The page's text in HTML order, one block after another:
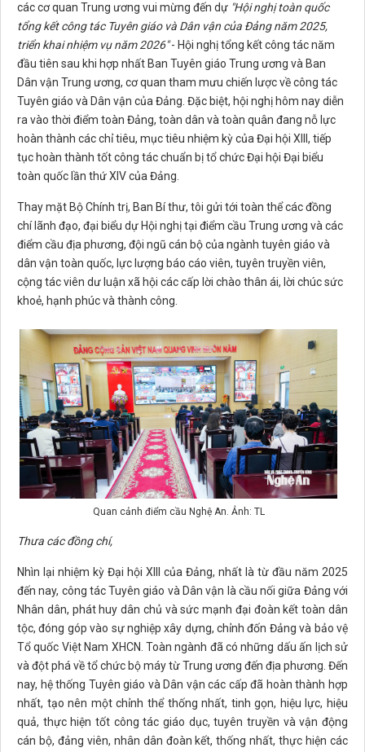
các cơ quan Trung ương vui mừng đến dự "Hội nghị toàn quốc
tổng kết công tácTuyên giáo và Dân vận của Đảng năm 2025,
triển khai nhiệm vụ năm 2026"- Hội nghị tổng kết công tác năm
đầu tiên sau khi hợp nhất Ban Tuyên giáo Trung ương và Ban
Dân vận Trung ương, cơ quan tham mưu chiến lược về công tác
Tuyên giáo và Dân vận của Đảng. Đặc biệt, hội nghị hôm nay diễn
ra vào thời điểm toàn Đảng, toàn dân và toàn quân đang nỗ lực
hoàn thành các chỉ tiêu, mục tiêu nhiệm kỳ của Đại hội XIII, tiếp
tục hoàn thành tốt công tác chuẩn bị tổ chức Đại hội Đại biểu
toàn quốc lần thứ XIV của Đảng.
Thay mặt Bộ Chính trị, Ban Bí thư, tôi gửi tới toàn thể các đồng
chí lãnh đạo, đại biểu dự Hội nghị tại điểm cầu Trung ương và các
điểm cầu địa phương, đội ngũ cán bộ của ngành tuyên giáo và
dân vận toàn quốc, lực lượng báo cáo viên, tuyên truyền viên,
cộng tác viên dư luận xã hội các cấp lời chào thân ái, lời chúc sức
khoẻ, hạnh phúc và thành công.
Quan cảnh điểm cầu Nghệ An. Ảnh: TL
Thưa các đồng chí,
Nhìn lại nhiệm kỳ Đại hội XIII của Đảng, nhất là từ đầu năm 2025
đến nay, công tác Tuyên giáo và Dân vận là cầu nối giữa Đảng với
Nhân dân, phát huy dân chủ và sức mạnh đại đoàn kết toàn dân
tộc, đóng góp vào sự nghiệp xây dựng, chỉnh đốn Đảng và bảo vệ
Tổ quốc Việt Nam XHCN. Toàn ngành đã có những dấu ấn lịch sử
và đột phá về tổ chức bộ máy từ Trung ương đến địa phương. Đến
nay, hệ thống Tuyên giáo và Dân vận các cấp đã hoàn thành hợp
nhất, tạo nên một chỉnh thể thống nhất, tinh gọn, hiệu lực, hiệu
quả, thực hiện tốt công tác giáo dục, tuyên truyền và vận động
cán bộ, đảng viên, nhân dân đoàn kết, thống nhất, thực hiện các